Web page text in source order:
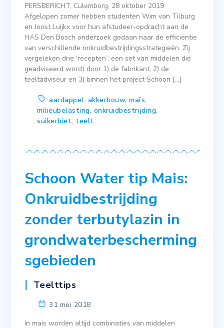
PERSBERICHT, Culemborg, 28 oktober 2019
Afgelopen zomer hebben studenten Wim van Tilburg
en Joost Luijkx voor hun afstudeer-opdracht aan de
HAS Den Bosch onderzoek gedaan naar de efficiëntie
van verschillende onkruidbestrijdingsstrategieën. Zij
vergeleken drie ‘recepten’: een set van middelen die
geadviseerd wordt door 1) de fabrikant, 2) de
teeltadviseur en 3) binnen het project Schoon […]
aardappel, akkerbouw,maïs,
milieubelasting, onkruidbestrijding,
suikerbiet, teelt
Schoon Water tip Mais:
Onkruidbestrijding
zonder terbutylazin in
grondwaterbescherming
sgebieden
Teelttips
31 mei 2018
In mais worden altijd combinaties van middelen